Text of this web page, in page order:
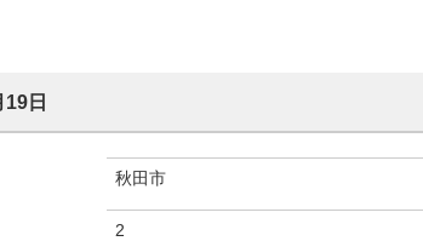
19日
秋田市
2